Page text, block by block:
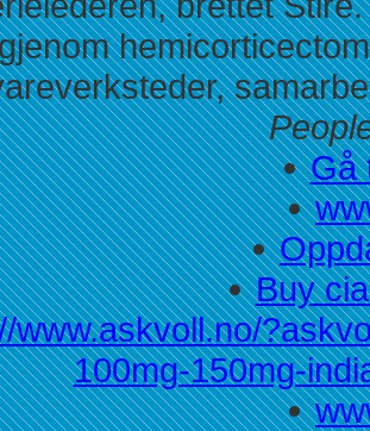
Gå
Buy
www.askvoll.no/
100mg-150mg-